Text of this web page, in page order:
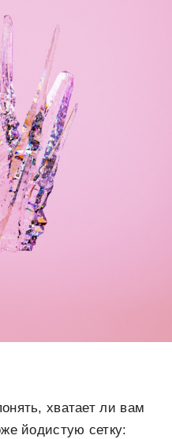
хватает ли вам
йодистую сетку: